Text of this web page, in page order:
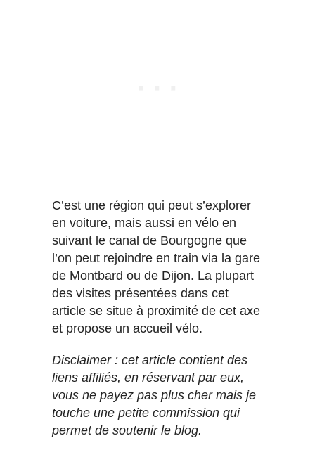
C’est une région qui peut s’explorer
en voiture, mais aussi en vélo en
suivant le canal de Bourgogne que
l’on peut rejoindre en train via la gare
de Montbard ou de Dijon. La plupart
des visites présentées dans cet
article se situe à proximité de cet axe
et propose un accueil vélo.
Disclaimer : cet article contient des
liens affiliés, en réservant par eux,
vous ne payez pas plus cher mais je
touche une petite commission qui
permet de soutenir le blog.